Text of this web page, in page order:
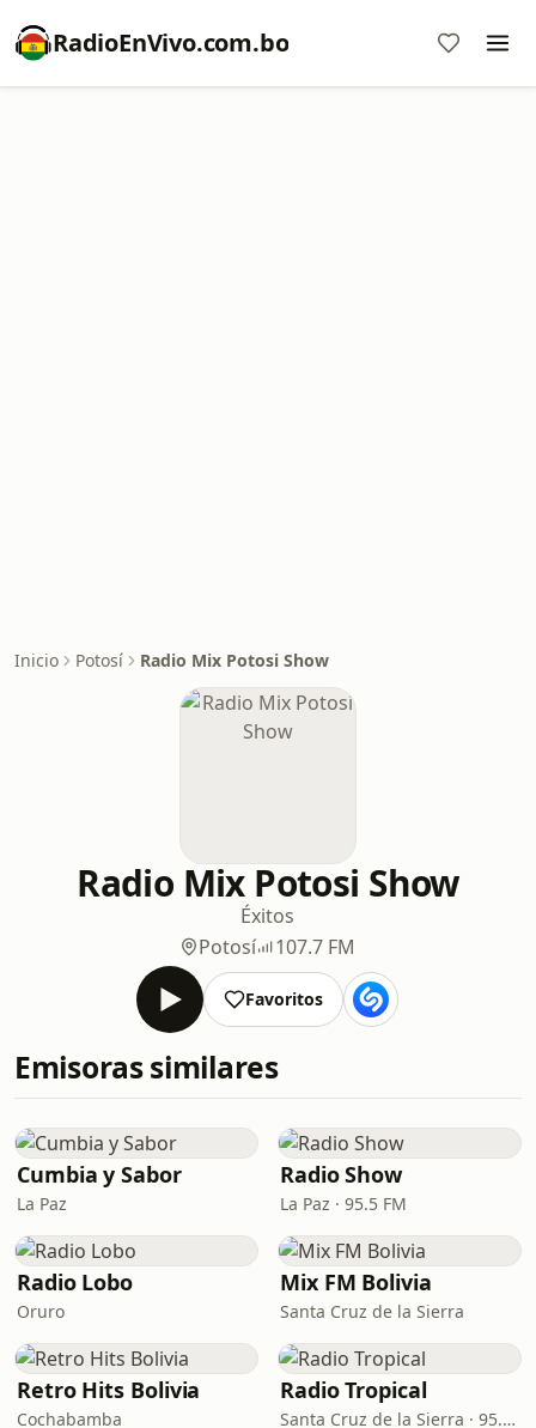
RadioEnVivo.com.bo
Inicio Potosí Radio Mix Potosi Show
Radio Mix Potosi Show
Éxitos
Potosí
107.7 FM
Favoritos
Emisoras similares
Cumbia y Sabor
La Paz
Radio Show
La Paz · 95.5 FM
Radio Lobo
Oruro
Mix FM Bolivia
Santa Cruz de la Sierra
Retro Hits Bolivia
Cochabamba
Radio Tropical
Santa Cruz de la Sierra · 95.2 FM